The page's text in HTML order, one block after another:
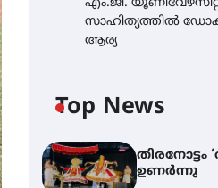
എം.ജി.
സാഹിത്യത്തിൽ
ആര്യ
Top News
തിരനോട്ടം
ഉണർന്നു